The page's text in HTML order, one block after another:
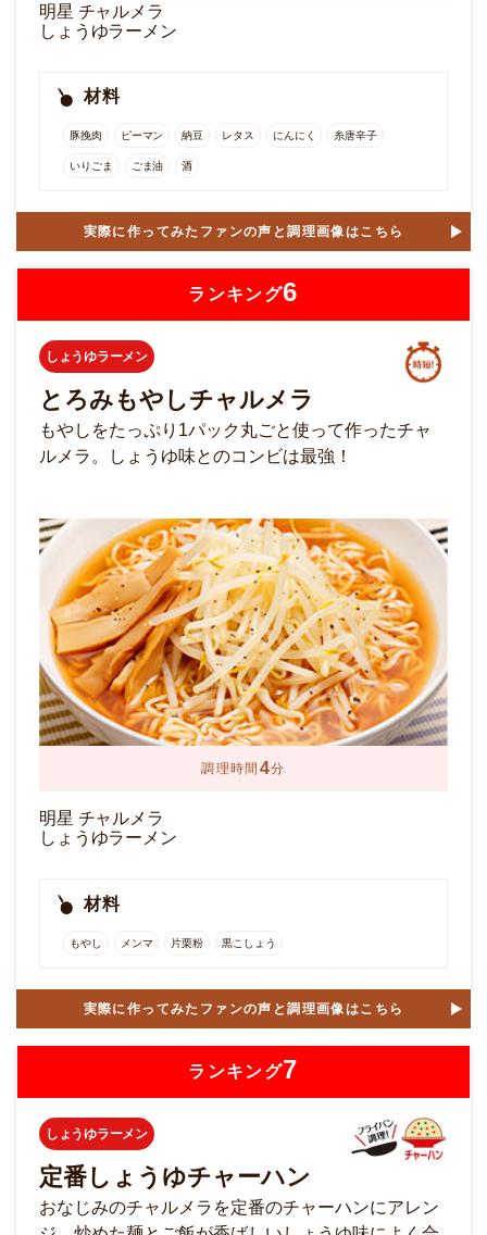
明星 チャルメラ
しょうゆラーメン
材料
豚挽肉 ピーマン 納豆 レタス にんにく 糸唐辛子
いりごま ごま油 酒
実際に作ってみたファンの声と調理画像はこちら
ランキング6
しょうゆラーメン
とろみもやしチャルメラ
もやしをたっぷり1パック丸ごと使って作ったチャ
ルメラ。しょうゆ味とのコンビは最強！
調理時間 4分
明星 チャルメラ
しょうゆラーメン
材料
もやし メンマ 片栗粉 黒こしょう
実際に作ってみたファンの声と調理画像はこちら
ランキング7
しょうゆラーメン
定番しょうゆチャーハン
おなじみのチャルメラを定番のチャーハンにアレン